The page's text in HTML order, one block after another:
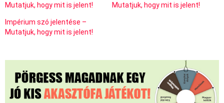
Mutatjuk, hogy mit is jelent!
Mutatjuk, hogy mit is jelent!
Impérium szó jelentése –
Mutatjuk, hogy mit is jelent!